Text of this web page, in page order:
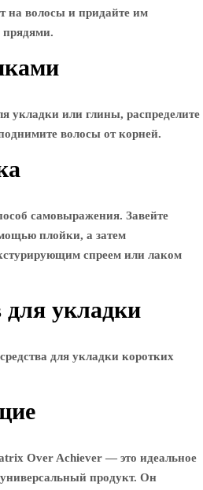
на волосы и придайте им
прядями.
укладки или глины, распределите
волосы от корней.
самовыражения. Завейте
плойки, а затем
спреем или лаком
для укладки
для укладки коротких
Over Achiever — это идеальное
продукт. Он